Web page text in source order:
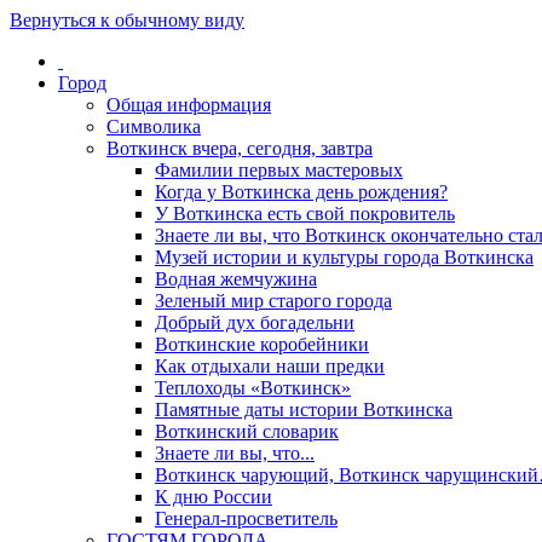
Вернуться к обычному виду
Город
Общая информация
Символика
Воткинск вчера, сегодня, завтра
Фамилии первых мастеровых
Когда у Воткинска день рождения?
У Воткинска есть свой покровитель
Знаете ли вы, что Воткинск окончательно
Музей истории и культуры города Воткинска
Водная жемчужина
Зеленый мир старого города
Добрый дух богадельни
Воткинские коробейники
Как отдыхали наши предки
Теплоходы «Воткинск»
Памятные даты истории Воткинска
Воткинский словарик
Знаете ли вы, что...
Воткинск чарующий, Воткинск
К дню России
Генерал-просветитель